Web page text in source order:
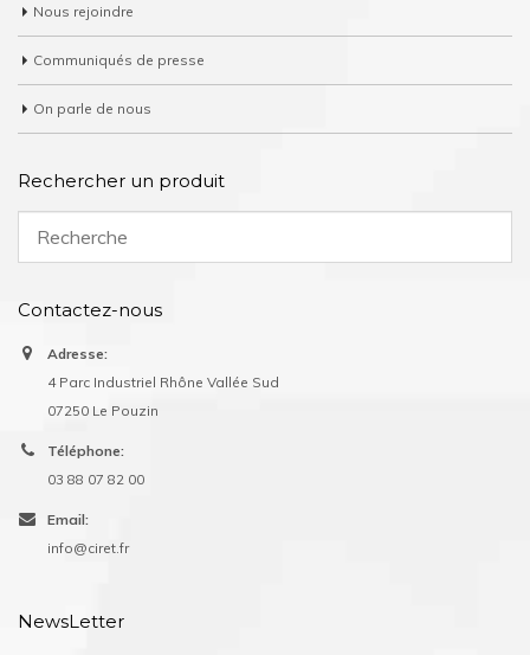
Nous rejoindre
Communiqués de presse
On parle de nous
Rechercher un produit
Contactez-nous
Adresse:
4 Parc Industriel Rhône Vallée Sud
07250 Le Pouzin
Téléphone:
03 88 07 82 00
Email:
info@ciret.fr
NewsLetter